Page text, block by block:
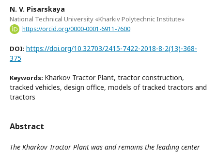
N. V. Pisarskaya
National Technical University «Kharkiv Polytechnic Institute»
https://orcid.org/0000-0001-6911-7600
DOI: https://doi.org/10.32703/2415-7422-2018-8-2(13)-368-
375
Keywords: Kharkov Tractor Plant, tractor construction,
tracked vehicles, design office, models of tracked tractors and
tractors
Abstract
The Kharkov Tractor Plant was and remains the leading center